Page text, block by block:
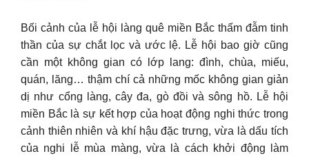
Bối cảnh của lễ hội làng quê miền Bắc thấm đẫm tinh
thần của sự chắt lọc và ước lệ. Lễ hội bao giờ cũng
cần một không gian có lớp lang: đình, chùa, miếu,
quán, lăng… thậm chí cả những mốc không gian giản
dị như cổng làng, cây đa, gò đồi và sông hồ. Lễ hội
miền Bắc là sự kết hợp của hoạt động nghi thức trong
cảnh thiên nhiên và khí hậu đặc trưng, vừa là dấu tích
của nghi lễ mùa màng, vừa là cách khởi động làm